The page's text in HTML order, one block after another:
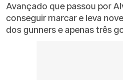
Avançado que passou por
conseguir marcar e leva
dos gunners e apenas três